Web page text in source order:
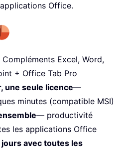
Office.
Excel, Word,
+ Office Tab Pro
une seule licence—
minutes (compatible MSI)
— productivité
les applications Office
avec toutes les